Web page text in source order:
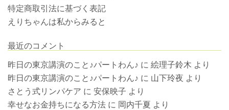
特定商取引法に基づく表記
えりちゃんは私からみると
最近のコメント
昨日の東京講演のこと♪パートわん♪ に 絵理子鈴木 より
昨日の東京講演のこと♪パートわん♪ に 山下玲夜 より
さとう式リンパケア に 安保映子 より
幸せなお金持ちになる方法 に 岡内千夏 より